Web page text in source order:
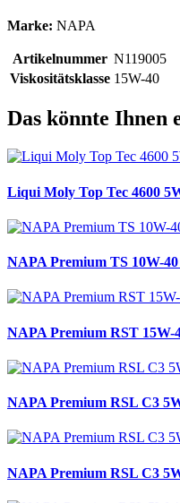
Marke: NAPA
Artikelnummer N119005
Viskositätsklasse 15W-40
Das könnte Ihnen
Liqui Moly Top Tec 4600
NAPA Premium TS 10W-
NAPA Premium RST 15W-
NAPA Premium RSL C3
NAPA Premium RSL C3